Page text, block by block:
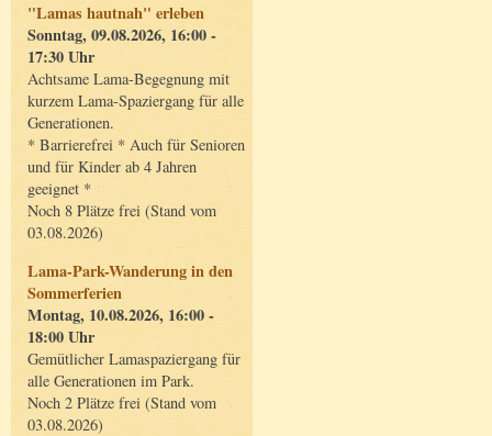
"Lamas hautnah" erleben
Sonntag, 09.08.2026, 16:00 -
17:30 Uhr
Achtsame Lama-Begegnung mit
kurzem Lama-Spaziergang für alle
Generationen.
* Barrierefrei * Auch für Senioren
und für Kinder ab 4 Jahren
geeignet *
Noch 8 Plätze frei (Stand vom
03.08.2026)
Lama-Park-Wanderung in den
Sommerferien
Montag, 10.08.2026, 16:00 -
18:00 Uhr
Gemütlicher Lamaspaziergang für
alle Generationen im Park.
Noch 2 Plätze frei (Stand vom
03.08.2026)